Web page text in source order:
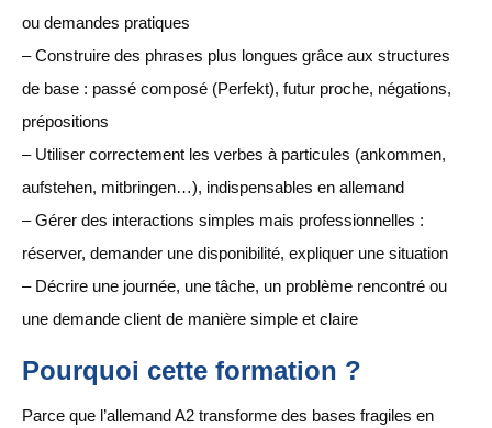
ou demandes pratiques
– Construire des phrases plus longues grâce aux structures
de base : passé composé (Perfekt), futur proche, négations,
prépositions
– Utiliser correctement les verbes à particules (ankommen,
aufstehen, mitbringen…), indispensables en allemand
– Gérer des interactions simples mais professionnelles :
réserver, demander une disponibilité, expliquer une situation
– Décrire une journée, une tâche, un problème rencontré ou
une demande client de manière simple et claire
Pourquoi cette formation ?
Parce que l’allemand A2 transforme des bases fragiles en